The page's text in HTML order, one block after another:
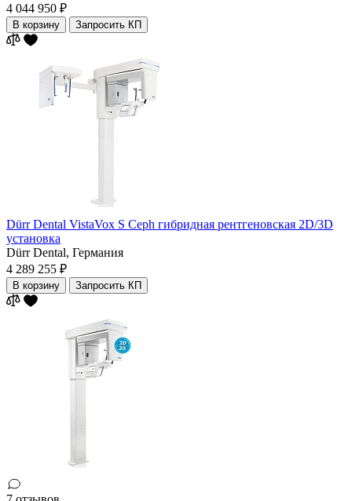
4 044 950 ₽
В корзину Запросить КП
Dürr Dental VistaVox S Ceph гибридная рентгеновская 2D/3D
установка
Dürr Dental, Германия
4 289 255 ₽
В корзину Запросить КП